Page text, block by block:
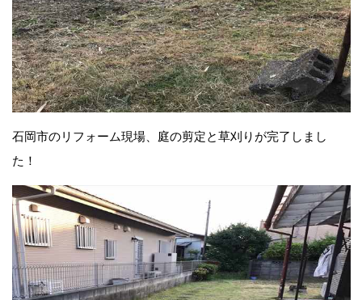
石岡市のリフォーム現場、庭の剪定と草刈りが完了しまし
た！